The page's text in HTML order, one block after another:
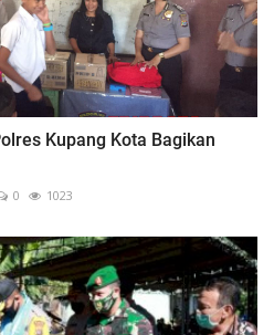
Kupang Kota Bagikan
0 1023